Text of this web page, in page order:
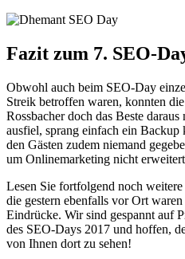
Fazit zum 7. SEO-
Obwohl auch beim SEO-Day
Streik betroffen waren, konnten
Rossbacher doch das Beste
ausfiel, sprang einfach ein
den Gästen zudem niemand
um Onlinemarketing nicht
Lesen Sie fortfolgend noch
die gestern ebenfalls vor Ort
Eindrücke. Wir sind gespannt auf
des SEO-Days 2017 und hoffen,
von Ihnen dort zu sehen!